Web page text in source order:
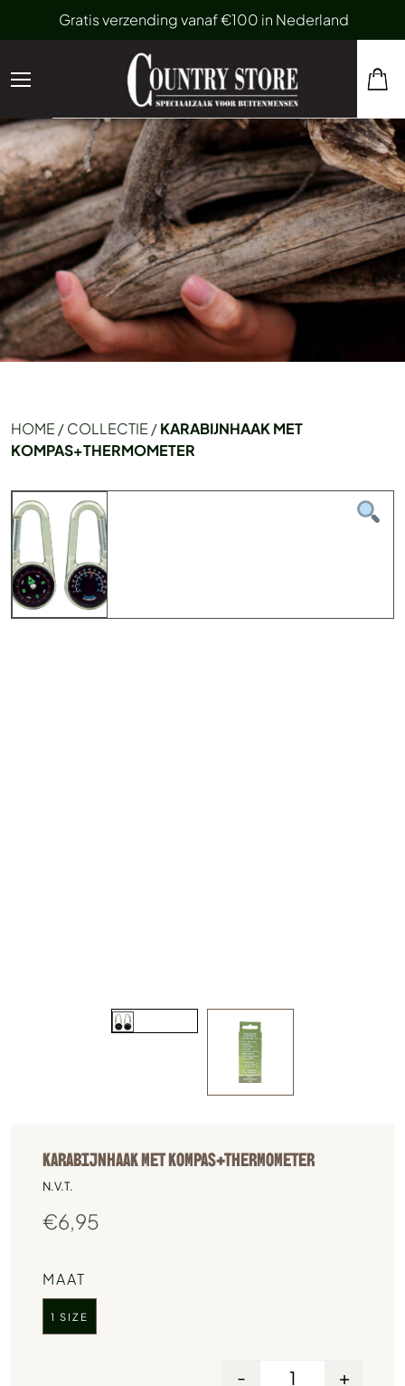
Gratis verzending vanaf €100 in Nederland
HOME /COLLECTIE /KARABIJNHAAK MET
KOMPAS+THERMOMETER
KARABIJNHAAK MET KOMPAS+THERMOMETER
N.V.T.
€6,95
MAAT
1 SIZE
- +